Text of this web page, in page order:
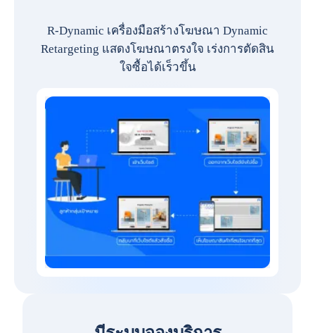
R-Dynamic เครื่องมือสร้างโฆษณา Dynamic
Retargeting แสดงโฆษณาตรงใจ เร่งการตัดสิน
ใจซื้อได้เร็วขึ้น